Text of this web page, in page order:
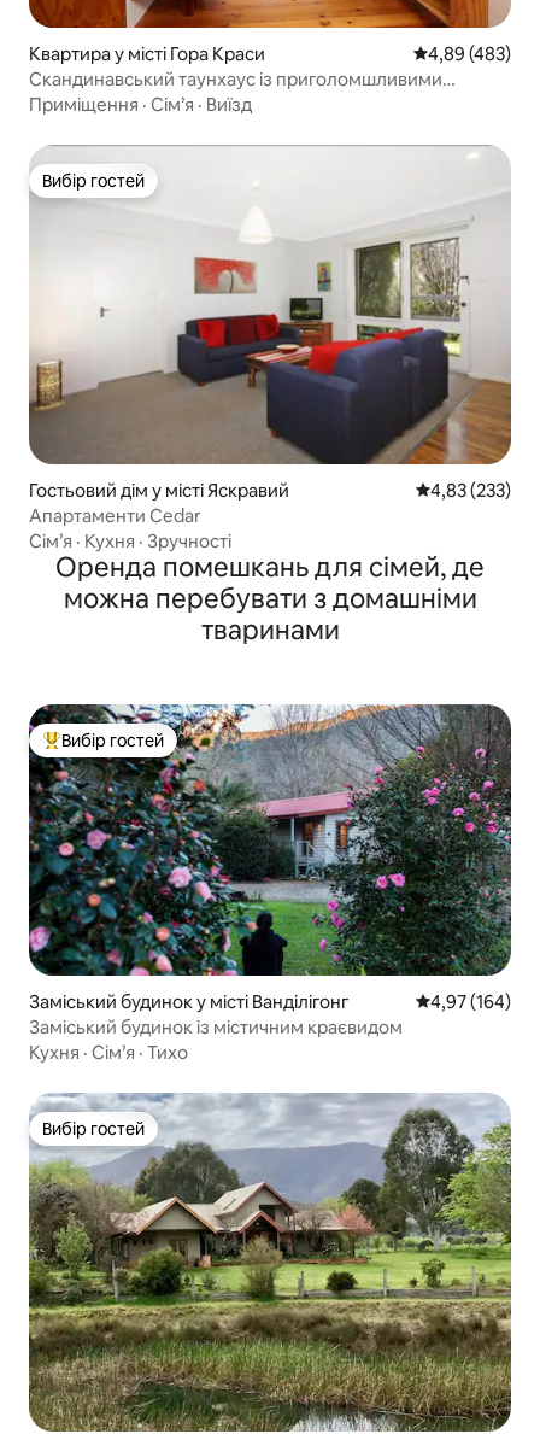
Квартира у місті Гора Краси Середня
4,89 (483)
Скандинавський таунхаус із приголомшливими
краєвидами
Приміщення · Сім’я · Виїзд
Вибір гостей
Вибір гостей
Гостьовий дім у місті Яскравий Середня
4,83 (233)
Апартаменти Cedar
Сім’я · Кухня · Зручності
Оренда помешкань для сімей, де
можна перебувати з домашніми
тваринами
Топ вибір гостей
Вибір гостей
Заміський будинок у місті Ванділігонг Середня
4,97 (164)
Заміський будинок із містичним краєвидом
Кухня · Сім’я · Тихо
Вибір гостей
Вибір гостей